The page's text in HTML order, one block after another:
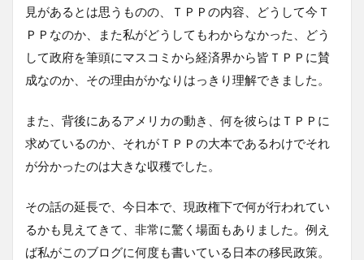
見があるとは思うものの、ＴＰＰの内容、どうして今Ｔ
ＰＰなのか、また私がどうしてもわからなかった、どう
して政府を筆頭にマスコミから経済界から皆ＴＰＰに賛
成なのか、その理由がかなりはっきり理解できました。
また、背後にあるアメリカの動き、何を彼らはＴＰＰに
求めているのか、それがＴＰＰの大本であるわけでそれ
が分かったのは大きな収穫でした。
その話の延長で、今日本で、現政権下で何が行われてい
るかも見えてきて、非常に驚く場面もありました。例え
ば私がこのブログに何度も書いている日本の移民政策。